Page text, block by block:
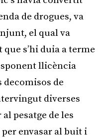
de drogues, va
el qual va
s’hi duia a terme
llicència
de
diverses
pesatge de les
envasar al buit i